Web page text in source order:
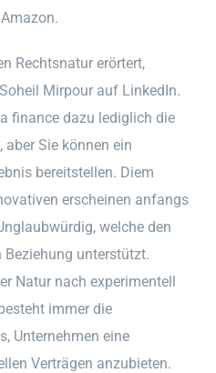
Rechtsnatur erörtert,
Mirpour auf LinkedIn.
finance dazu lediglich die
aber Sie können ein
bereitstellen. Diem
erscheinen anfangs
welche den
unterstützt.
Natur nach experimentell
immer die
Unternehmen eine
Verträgen anzubieten.